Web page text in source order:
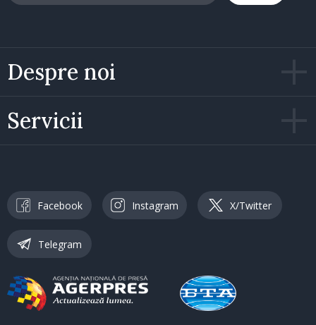
Despre noi
Servicii
Facebook Instagram X/Twitter
Telegram